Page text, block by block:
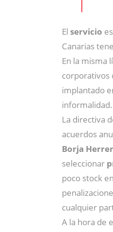
El servicio
Canarias
En la misma
corporativos
implantado
La directiva
acuerdos
Borja
seleccionar
poco stock
cualquier
A la hora de